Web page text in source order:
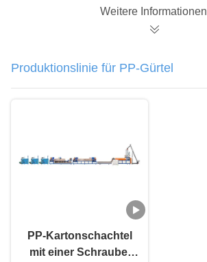
Weitere Informationen
Produktionslinie für PP-Gürtel
PP-Kartonschachtel
mit einer Schraube,